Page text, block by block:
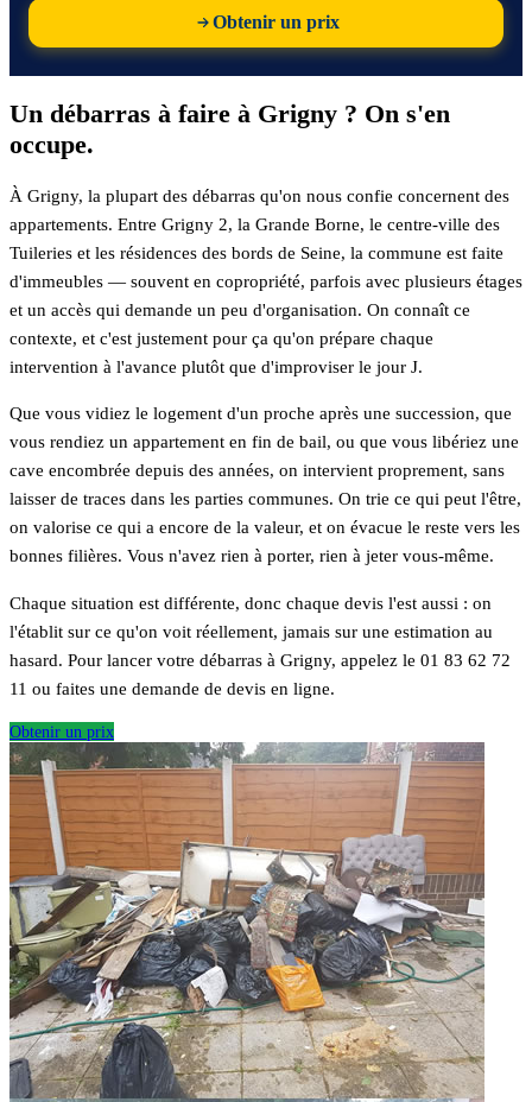
Obtenir un prix
Un débarras à faire à Grigny ? On s'en
occupe.
À Grigny, la plupart des débarras qu'on nous confie concernent des
appartements. Entre Grigny 2, la Grande Borne, le centre-ville des
Tuileries et les résidences des bords de Seine, la commune est faite
d'immeubles — souvent en copropriété, parfois avec plusieurs étages
et un accès qui demande un peu d'organisation. On connaît ce
contexte, et c'est justement pour ça qu'on prépare chaque
intervention à l'avance plutôt que d'improviser le jour J.
Que vous vidiez le logement d'un proche après une succession, que
vous rendiez un appartement en fin de bail, ou que vous libériez une
cave encombrée depuis des années, on intervient proprement, sans
laisser de traces dans les parties communes. On trie ce qui peut l'être,
on valorise ce qui a encore de la valeur, et on évacue le reste vers les
bonnes filières. Vous n'avez rien à porter, rien à jeter vous-même.
Chaque situation est différente, donc chaque devis l'est aussi : on
l'établit sur ce qu'on voit réellement, jamais sur une estimation au
hasard. Pour lancer votre débarras à Grigny, appelez le 01 83 62 72
11 ou faites une demande de devis en ligne.
Obtenir un prix